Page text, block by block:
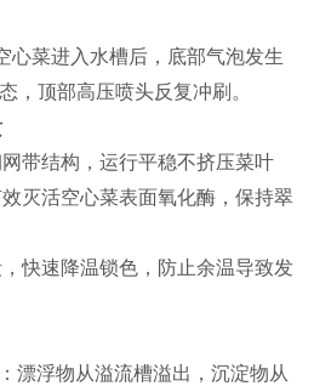
心菜进入水槽后，底部气泡发生
，顶部高压喷头反复冲刷 。
带结构，运行平稳不挤压菜叶
灭活空心菜表面氧化酶，保持翠
，快速降温锁色，防止余温导致发
：漂浮物从溢流槽溢出，沉淀物从